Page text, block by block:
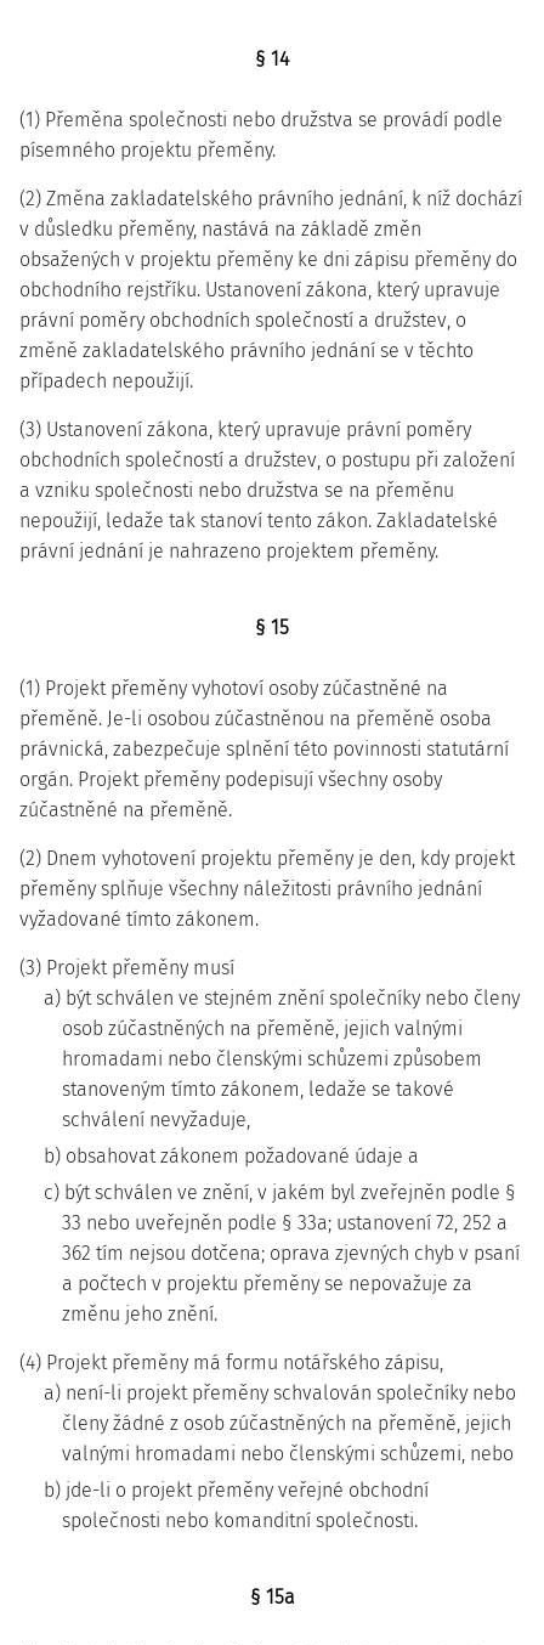
§ 14
(1) Přeměna společnosti nebo družstva se provádí podle
písemného projektu přeměny.
(2) Změna zakladatelského právního jednání, k níž dochází
v důsledku přeměny, nastává na základě změn
obsažených v projektu přeměny ke dni zápisu přeměny do
obchodního rejstříku. Ustanovení zákona, který upravuje
právní poměry obchodních společností a družstev, o
změně zakladatelského právního jednání se v těchto
případech nepoužijí.
(3) Ustanovení zákona, který upravuje právní poměry
obchodních společností a družstev, o postupu při založení
a vzniku společnosti nebo družstva se na přeměnu
nepoužijí, ledaže tak stanoví tento zákon. Zakladatelské
právní jednání je nahrazeno projektem přeměny.
§ 15
(1) Projekt přeměny vyhotoví osoby zúčastněné na
přeměně. Je-li osobou zúčastněnou na přeměně osoba
právnická, zabezpečuje splnění této povinnosti statutární
orgán. Projekt přeměny podepisují všechny osoby
zúčastněné na přeměně.
(2) Dnem vyhotovení projektu přeměny je den, kdy projekt
přeměny splňuje všechny náležitosti právního jednání
vyžadované tímto zákonem.
(3) Projekt přeměny musí
a) být schválen ve stejném znění společníky nebo členy
osob zúčastněných na přeměně, jejich valnými
hromadami nebo členskými schůzemi způsobem
stanoveným tímto zákonem, ledaže se takové
schválení nevyžaduje,
b) obsahovat zákonem požadované údaje a
c) být schválen ve znění, v jakém byl zveřejněn podle §
33 nebo uveřejněn podle § 33a; ustanovení 72, 252 a
362 tím nejsou dotčena; oprava zjevných chyb v psaní
a počtech v projektu přeměny se nepovažuje za
změnu jeho znění.
(4) Projekt přeměny má formu notářského zápisu,
a) není-li projekt přeměny schvalován společníky nebo
členy žádné z osob zúčastněných na přeměně, jejich
valnými hromadami nebo členskými schůzemi, nebo
b) jde-li o projekt přeměny veřejné obchodní
společnosti nebo komanditní společnosti.
§ 15a